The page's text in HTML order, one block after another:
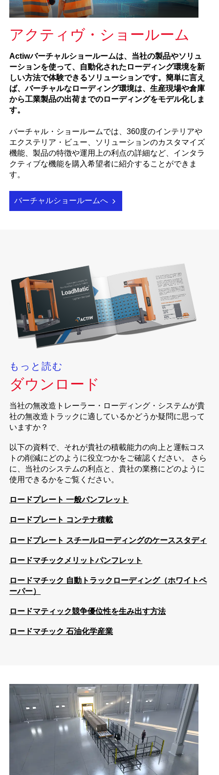
アクティヴ・ショールーム
Actiwバーチャルショールームは、当社の製品やソリュ
ーションを使って、自動化されたローディング環境を新
しい方法で体験できるソリューションです。簡単に言え
ば、バーチャルなローディング環境は、生産現場や倉庫
から工業製品の出荷までのローディングをモデル化しま
す。
バーチャル・ショールームでは、360度のインテリアや
エクステリア・ビュー、ソリューションのカスタマイズ
機能、製品の特徴や運用上の利点の詳細など、インタラ
クティブな機能を購入希望者に紹介することができま
す。
バーチャルショールームへ
もっと読む
ダウンロード
当社の無改造トレーラー・ローディング・システムが貴
社の無改造トラックに適しているかどうか疑問に思って
いますか？
以下の資料で、それが貴社の積載能力の向上と運転コス
トの削減にどのように役立つかをご確認ください。 さら
に、当社のシステムの利点と、貴社の業務にどのように
使用できるかをご覧ください。
ロードプレート 一般パンフレット
ロードプレート コンテナ積載
ロードプレート スチールローディングのケーススタディ
ロードマチックメリットパンフレット
ロードマチック 自動トラックローディング（ホワイトペ
ーパー）
ロードマティック競争優位性を生み出す方法
ロードマチック 石油化学産業